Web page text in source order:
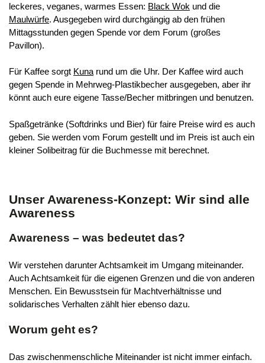
leckeres, veganes, warmes Essen: Black Wok und die
Maulwürfe. Ausgegeben wird durchgängig ab den frühen
Mittagsstunden gegen Spende vor dem Forum (großes
Pavillon).
Für Kaffee sorgt Kunarund um die Uhr. Der Kaffee wird auch
gegen Spende in Mehrweg-Plastikbecher ausgegeben, aber ihr
könnt auch eure eigene Tasse/Becher mitbringen und benutzen.
Spaßgetränke (Softdrinks und Bier) für faire Preise wird es auch
geben. Sie werden vom Forum gestellt und im Preis ist auch ein
kleiner Solibeitrag für die Buchmesse mit berechnet.
Unser Awareness-Konzept: Wir sind alle
Awareness
Awareness – was bedeutet das?
Wir verstehen darunter Achtsamkeit im Umgang miteinander.
Auch Achtsamkeit für die eigenen Grenzen und die von anderen
Menschen. Ein Bewusstsein für Machtverhältnisse und
solidarisches Verhalten zählt hier ebenso dazu.
Worum geht es?
Das zwischenmenschliche Miteinander ist nicht immer einfach.